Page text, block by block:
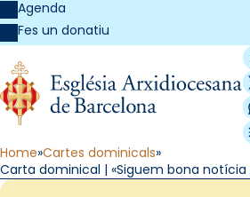
Agenda
Fes un donatiu
Home Cartes dominicals
Carta dominical | «Siguem bona notícia